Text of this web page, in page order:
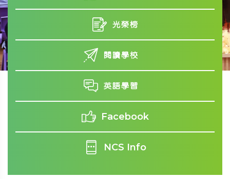
光榮榜
閱讀學校
英語學習
Facebook
NCS Info